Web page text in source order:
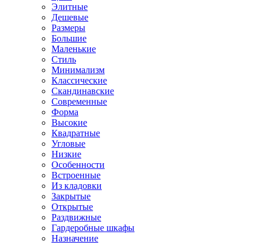
Элитные
Дешевые
Размеры
Большие
Маленькие
Стиль
Минимализм
Классические
Скандинавские
Современные
Форма
Высокие
Квадратные
Угловые
Низкие
Особенности
Встроенные
Из кладовки
Закрытые
Открытые
Раздвижные
Гардеробные шкафы
Назначение